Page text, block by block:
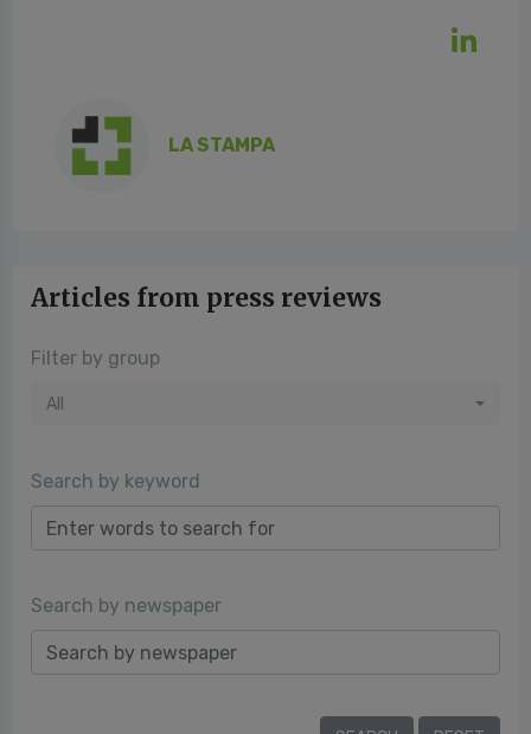
LA STAMPA
Articles from press reviews
Filter by group
All
Search by keyword
Search by newspaper